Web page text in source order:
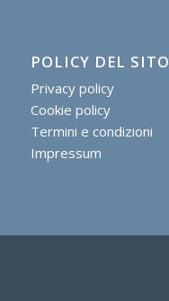
POLICY DEL SITO
Privacy policy
Cookie policy
Termini e condizioni
Impressum